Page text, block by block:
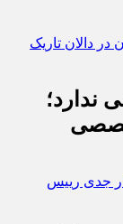
ندارد؛